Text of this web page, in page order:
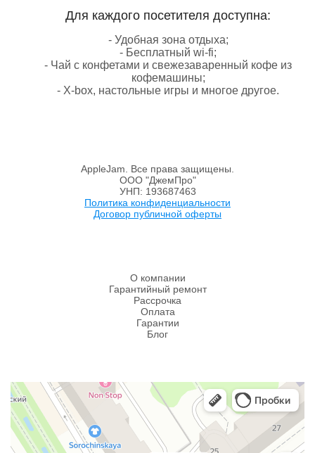
Для каждого посетителя доступна:
- Удобная зона отдыха;
- Бесплатный wi-fi;
- Чай с конфетами и свежезаваренный кофе из
кофемашины;
- X-box, настольные игры и многое другое.
AppleJam. Все права защищены.
ООО "ДжемПро"
УНП: 193687463
Политика конфиденциальности
Договор публичной оферты
О компании
Гарантийный ремонт
Рассрочка
Оплата
Гарантии
Блог